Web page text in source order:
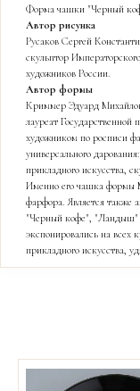
Форма чашки "Черный
Автор рисунка
Русаков Сергей
скульптор
художников России.
Автор формы
Криммер Эдуард
лауреат
художником по росписи
универсального
прикладного искусства,
Именно его чашка формы
фарфора. Является также
"Черный кофе", "Ландыш"
экспонировались на всех
прикладного искусства,